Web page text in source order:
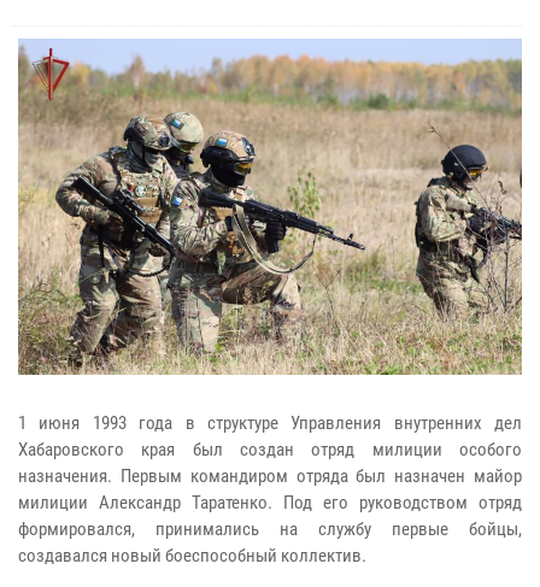
1 июня 1993 года в структуре Управления внутренних дел
Хабаровского края был создан отряд милиции особого
назначения. Первым командиром отряда был назначен майор
милиции Александр Таратенко. Под его руководством отряд
формировался, принимались на службу первые бойцы,
создавался новый боеспособный коллектив.